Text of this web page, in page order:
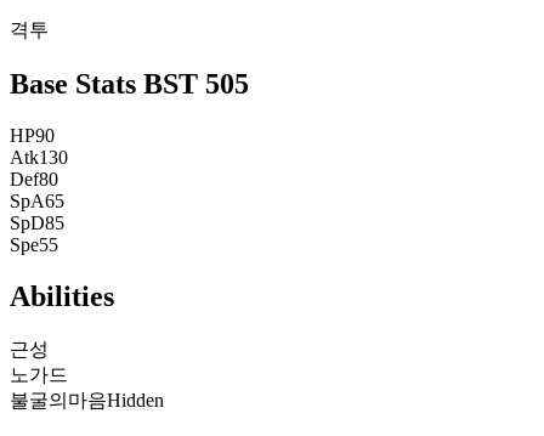
격투
Base Stats BST 505
HP90
Atk130
Def80
SpA65
SpD85
Spe55
Abilities
근성
노가드
불굴의마음Hidden